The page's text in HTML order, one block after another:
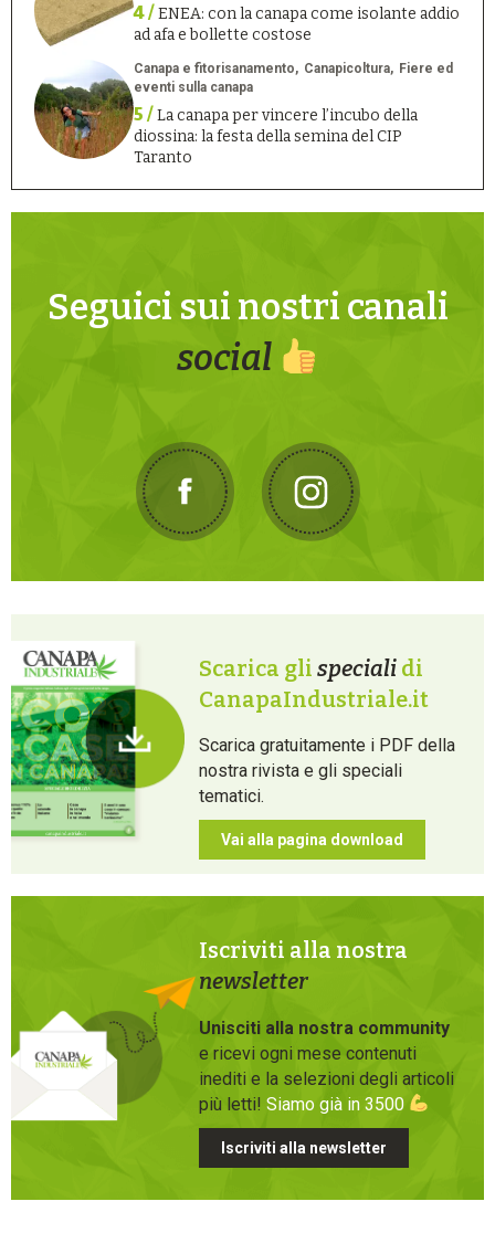
4 /ENEA: con la canapa come isolante addio
ad afa e bollette costose
Canapa e fitorisanamento Canapicoltura
Fiere ed
eventi sulla canapa
5 /La canapa per vincere l’incubo della
diossina: la festa della semina del CIP
Taranto
Seguici sui nostri canali
social
Scarica gli speciali di
CanapaIndustriale.it
Scarica gratuitamente i PDF della
nostra rivista e gli speciali
tematici.
Vai alla pagina download
Iscriviti alla nostra
newsletter
Unisciti alla nostra community
e ricevi ogni mese contenuti
inediti e la selezioni degli articoli
più letti! Siamo già in 3500
Iscriviti alla newsletter